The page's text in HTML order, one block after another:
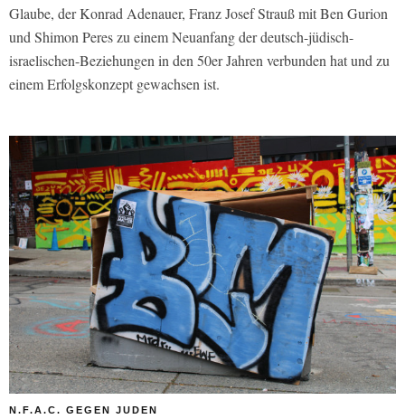
Glaube, der Konrad Adenauer, Franz Josef Strauß mit Ben Gurion
und Shimon Peres zu einem Neuanfang der deutsch-jüdisch-
israelischen-Beziehungen in den 50er Jahren verbunden hat und zu
einem Erfolgskonzept gewachsen ist.
N.F.A.C. GEGEN JUDEN